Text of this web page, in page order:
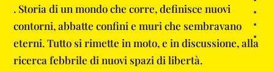
. Storia di un mondo che corre, definisce nuovi
contorni, abbatte confini e muri che sembravano
eterni. Tutto si rimette in moto, e in discussione, alla
ricerca febbrile di nuovi spazi di libertà.